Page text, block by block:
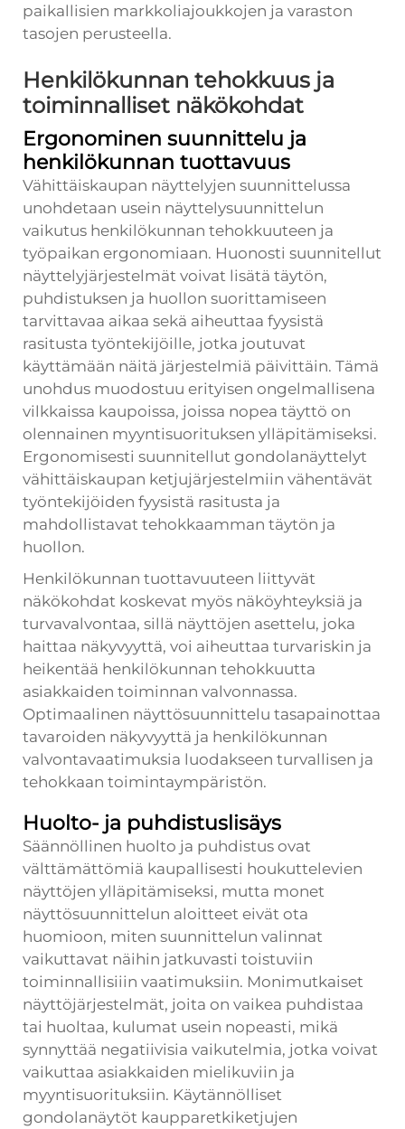
paikallisien markkoliajoukkojen ja varaston
tasojen perusteella.
Henkilökunnan tehokkuus ja
toiminnalliset näkökohdat
Ergonominen suunnittelu ja
henkilökunnan tuottavuus
Vähittäiskaupan näyttelyjen suunnittelussa
unohdetaan usein näyttelysuunnittelun
vaikutus henkilökunnan tehokkuuteen ja
työpaikan ergonomiaan. Huonosti suunnitellut
näyttelyjärjestelmät voivat lisätä täytön,
puhdistuksen ja huollon suorittamiseen
tarvittavaa aikaa sekä aiheuttaa fyysistä
rasitusta työntekijöille, jotka joutuvat
käyttämään näitä järjestelmiä päivittäin. Tämä
unohdus muodostuu erityisen ongelmallisena
vilkkaissa kaupoissa, joissa nopea täyttö on
olennainen myyntisuorituksen ylläpitämiseksi.
Ergonomisesti suunnitellut gondolanäyttelyt
vähittäiskaupan ketjujärjestelmiin vähentävät
työntekijöiden fyysistä rasitusta ja
mahdollistavat tehokkaamman täytön ja
huollon.
Henkilökunnan tuottavuuteen liittyvät
näkökohdat koskevat myös näköyhteyksiä ja
turvavalvontaa, sillä näyttöjen asettelu, joka
haittaa näkyvyyttä, voi aiheuttaa turvariskin ja
heikentää henkilökunnan tehokkuutta
asiakkaiden toiminnan valvonnassa.
Optimaalinen näyttösuunnittelu tasapainottaa
tavaroiden näkyvyyttä ja henkilökunnan
valvontavaatimuksia luodakseen turvallisen ja
tehokkaan toimintaympäristön.
Huolto- ja puhdistuslisäys
Säännöllinen huolto ja puhdistus ovat
välttämättömiä kaupallisesti houkuttelevien
näyttöjen ylläpitämiseksi, mutta monet
näyttösuunnittelun aloitteet eivät ota
huomioon, miten suunnittelun valinnat
vaikuttavat näihin jatkuvasti toistuviin
toiminnallisiiin vaatimuksiin. Monimutkaiset
näyttöjärjestelmät, joita on vaikea puhdistaa
tai huoltaa, kulumat usein nopeasti, mikä
synnyttää negatiivisia vaikutelmia, jotka voivat
vaikuttaa asiakkaiden mielikuviin ja
myyntisuorituksiin. Käytännölliset
gondolanäytöt kaupparetkiketjujen